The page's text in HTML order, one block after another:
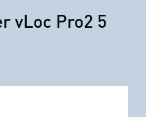
vLoc Pro2 5